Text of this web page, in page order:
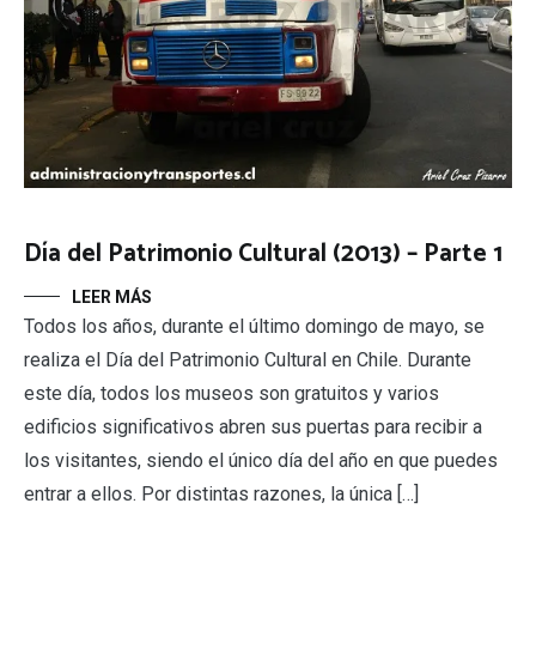
Día del Patrimonio Cultural (2013) – Parte 1
LEER MÁS
Todos los años, durante el último domingo de mayo, se
realiza el Día del Patrimonio Cultural en Chile. Durante
este día, todos los museos son gratuitos y varios
edificios significativos abren sus puertas para recibir a
los visitantes, siendo el único día del año en que puedes
entrar a ellos. Por distintas razones, la única […]